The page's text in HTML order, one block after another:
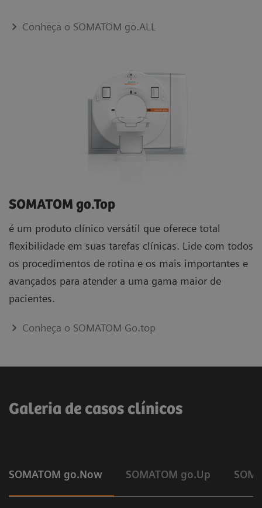
Conheça o SOMATOM go.ALL
SOMATOM go.Top
é um produto clínico versátil que oferece total
flexibilidade em suas tarefas clínicas. Lide com todos
os procedimentos de rotina e os mais importantes e
avançados para atender a uma gama maior de
pacientes.
Conheça o SOMATOM Go.top
Galeria de casos clínicos
SOMATOM go.Now SOMATOM go.Up